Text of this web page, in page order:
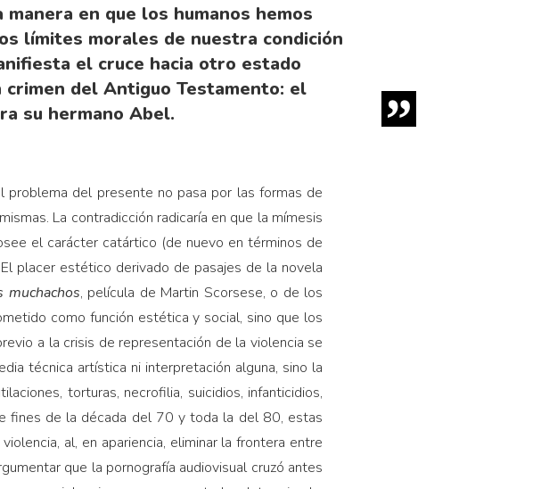
en que los humanos hemos
límites morales de nuestra condición
el cruce hacia otro estado
del Antiguo Testamento: el
su hermano Abel.
del presente no pasa por las formas de
La contradicción radicaría en que la mímesis
el carácter catártico (de nuevo en términos de
placer estético derivado de pasajes de la novela
muchachos, película de Martin Scorsese, o de los
como función estética y social, sino que los
a la crisis de representación de la violencia se
técnica artística ni interpretación alguna, sino la
torturas, necrofilia, suicidios, infanticidios,
fines de la década del 70 y toda la del 80, estas
al, en apariencia, eliminar la frontera entre
que la pornografía audiovisual cruzó antes